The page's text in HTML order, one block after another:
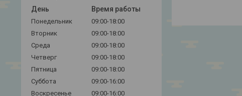
День
Время работы
Понедельник
09:00-18:00
Вторник
09:00-18:00
Среда
09:00-18:00
Четверг
09:00-18:00
Пятница
09:00-18:00
Суббота
09:00-16:00
Воскресенье
09:00-16:00